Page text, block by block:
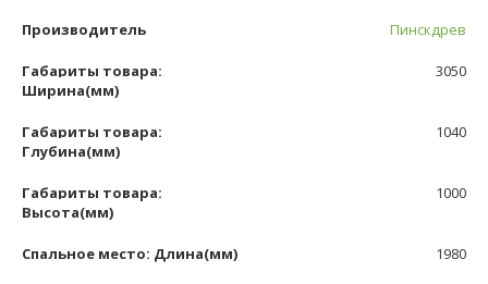
Производитель Пинскдрев
Габариты товара:
Ширина(мм)
3050
Габариты товара:
Глубина(мм)
1040
Габариты товара:
Высота(мм)
1000
Спальное место: Длина(мм) 1980